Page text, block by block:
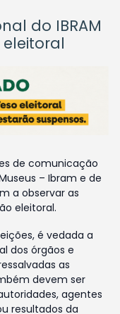
do IBRAM
de comunicação
– Ibram e de
a observar as
eleitoral.
é vedada a
dos órgãos e
as
devem ser
agentes
resultados da